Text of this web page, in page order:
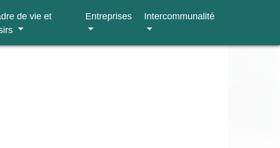
de vie et
Entreprises Intercommunalité